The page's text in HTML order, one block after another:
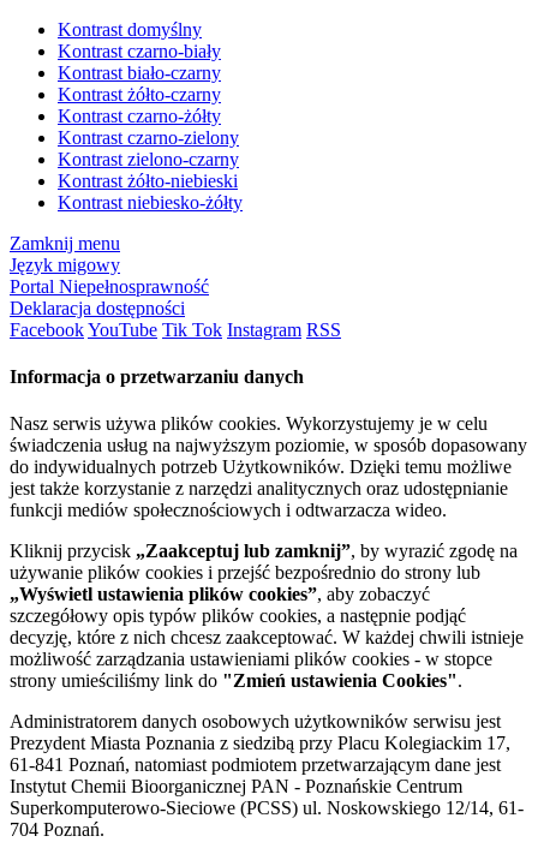
Kontrast domyślny
Kontrast czarno-biały
Kontrast biało-czarny
Kontrast żółto-czarny
Kontrast czarno-żółty
Kontrast czarno-zielony
Kontrast zielono-czarny
Kontrast żółto-niebieski
Kontrast niebiesko-żółty
Zamknij menu
Język migowy
Portal Niepełnosprawność
Deklaracja dostępności
FacebookYouTube Tik Tok Instagram RSS
Informacja o przetwarzaniu danych
Nasz serwis używa plików cookies. Wykorzystujemy je w celu
świadczenia usług na najwyższym poziomie, w sposób dopasowany
do indywidualnych potrzeb Użytkowników. Dzięki temu możliwe
jest także korzystanie z narzędzi analitycznych oraz udostępnianie
funkcji mediów społecznościowych i odtwarzacza wideo.
Kliknij przycisk „Zaakceptuj lub zamknij”, by wyrazić zgodę na
używanie plików cookies i przejść bezpośrednio do strony lub
„Wyświetl ustawienia plików cookies”, aby zobaczyć
szczegółowy opis typów plików cookies, a następnie podjąć
decyzję, które z nich chcesz zaakceptować. W każdej chwili istnieje
możliwość zarządzania ustawieniami plików cookies - w stopce
strony umieściliśmy link do "Zmień ustawienia Cookies".
Administratorem danych osobowych użytkowników serwisu jest
Prezydent Miasta Poznania z siedzibą przy Placu Kolegiackim 17,
61-841 Poznań, natomiast podmiotem przetwarzającym dane jest
Instytut Chemii Bioorganicznej PAN - Poznańskie Centrum
Superkomputerowo-Sieciowe (PCSS) ul. Noskowskiego 12/14, 61-
704 Poznań.